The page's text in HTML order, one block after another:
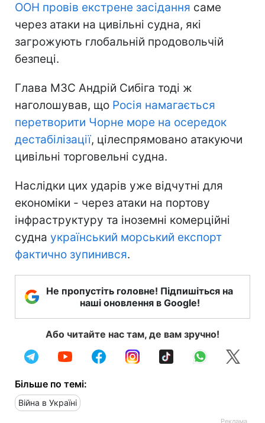
ООН провів екстрене засідання саме
через атаки на цивільні судна, які
загрожують глобальній продовольчій
безпеці.
Глава МЗС Андрій Сибіга тоді ж
наголошував, що Росія намагається
перетворити Чорне море на осередок
дестабілізації, цілеспрямовано атакуючи
цивільні торговельні судна.
Наслідки цих ударів уже відчутні для
економіки - через атаки на портову
інфраструктуру та іноземні комерційні
судна український морський експорт
фактично зупинився.
Не пропустіть головне! Підпишіться на
наші оновлення в Google!
Або читайте нас там, де вам зручно!
Більше по темі:
Війна в Україні